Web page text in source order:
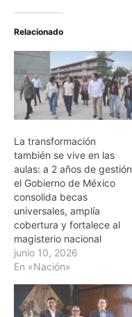
Relacionado
La transformación
también se vive en las
aulas: a 2 años de gestión
el Gobierno de México
consolida becas
universales, amplía
cobertura y fortalece al
magisterio nacional
junio 10, 2026
En «Nación»